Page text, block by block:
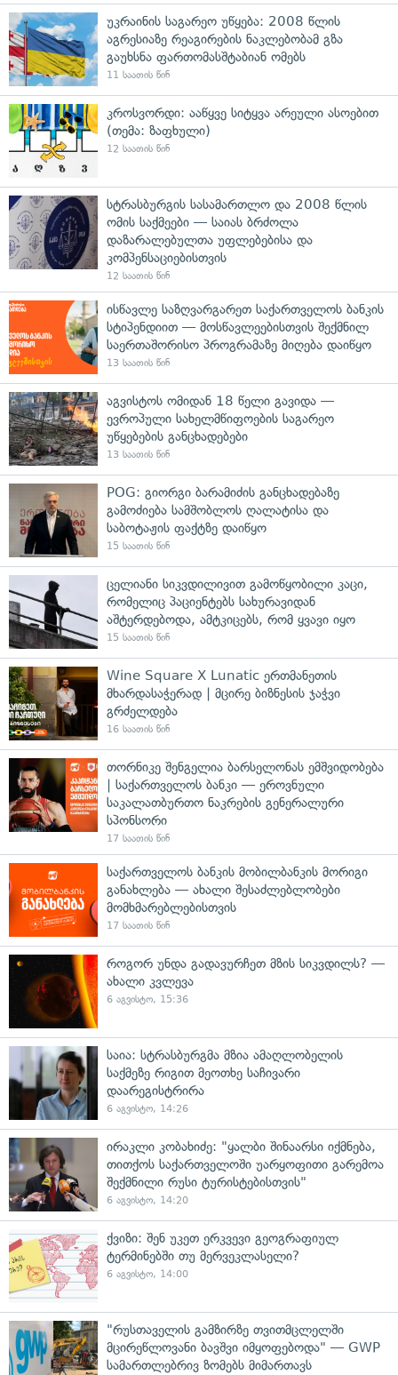
უკრაინის საგარეო უწყება: 2008 წლის
აგრესიაზე რეაგირების ნაკლებობამ გზა
გაუხსნა ფართომასშტაბიან ომებს
11 საათის წინ
კროსვორდი: ააწყვე სიტყვა არეული ასოებით
(თემა: ზაფხული)
12 საათის წინ
სტრასბურგის სასამართლო და 2008 წლის
ომის საქმეები — საიას ბრძოლა
დაზარალებულთა უფლებებისა და
კომპენსაციებისთვის
12 საათის წინ
ისწავლე საზღვარგარეთ საქართველოს ბანკის
სტიპენდიით — მოსწავლეებისთვის შექმნილ
საერთაშორისო პროგრამაზე მიღება დაიწყო
13 საათის წინ
აგვისტოს ომიდან 18 წელი გავიდა —
ევროპული სახელმწიფოების საგარეო
უწყებების განცხადებები
13 საათის წინ
POG: გიორგი ბარამიძის განცხადებაზე
გამოძიება სამშობლოს ღალატისა და
საბოტაჟის ფაქტზე დაიწყო
15 საათის წინ
ცელიანი სიკვდილივით გამოწყობილი კაცი,
რომელიც პაციენტებს სახურავიდან
აშტერდებოდა, ამტკიცებს, რომ ყვავი იყო
15 საათის წინ
Wine Square X Lunatic ერთმანეთის
მხარდასაჭერად | მცირე ბიზნესის ჯაჭვი
გრძელდება
16 საათის წინ
თორნიკე შენგელია ბარსელონას ემშვიდობება
| საქართველოს ბანკი — ეროვნული
საკალათბურთო ნაკრების გენერალური
სპონსორი
17 საათის წინ
საქართველოს ბანკის მობილბანკის მორიგი
განახლება — ახალი შესაძლებლობები
მომხმარებლებისთვის
17 საათის წინ
როგორ უნდა გადავურჩეთ მზის სიკვდილს? —
ახალი კვლევა
6 აგვისტო, 15:36
საია: სტრასბურგმა მზია ამაღლობელის
საქმეზე რიგით მეოთხე საჩივარი
დაარეგისტრირა
6 აგვისტო, 14:26
ირაკლი კობახიძე: "ყალბი შინაარსი იქმნება,
თითქოს საქართველოში უარყოფითი გარემოა
შექმნილი რუსი ტურისტებისთვის"
6 აგვისტო, 14:20
ქვიზი: შენ უკეთ ერკვევი გეოგრაფიულ
ტერმინებში თუ მერვეკლასელი?
6 აგვისტო, 14:00
"რუსთაველის გამზირზე თვითმცლელში
მცირეწლოვანი ბავშვი იმყოფებოდა" — GWP
სამართლებრივ ზომებს მიმართავს